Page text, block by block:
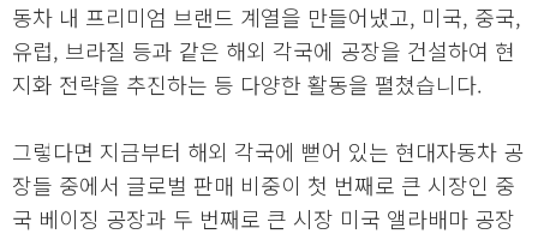
동차 내 프리미엄 브랜드 계열을 만들어냈고, 미국, 중국,
유럽, 브라질 등과 같은 해외 각국에 공장을 건설하여 현
지화 전략을 추진하는 등 다양한 활동을 펼쳤습니다.
그렇다면 지금부터 해외 각국에 뻗어 있는 현대자동차 공
장들 중에서 글로벌 판매 비중이 첫 번째로 큰 시장인 중
국 베이징 공장과 두 번째로 큰 시장 미국 앨라배마 공장